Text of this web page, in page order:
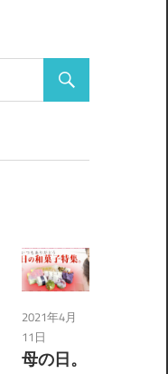
2021年4月
11日
母の日。